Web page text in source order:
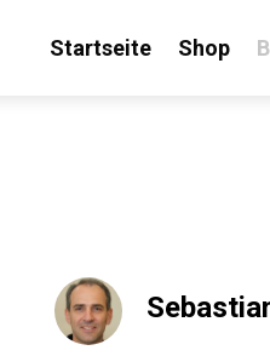
Startseite Shop